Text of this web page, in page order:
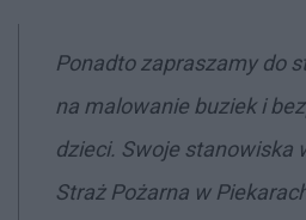
Ponadto zapraszamy do
na malowanie buziek i
dzieci. Swoje stanowiska
Straż Pożarna w